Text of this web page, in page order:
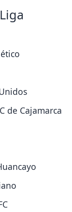
de Cajamarca